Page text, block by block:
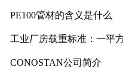
PE100管材的含义是什么
工业厂房载重标准：一平
CONOSTAN公司简介